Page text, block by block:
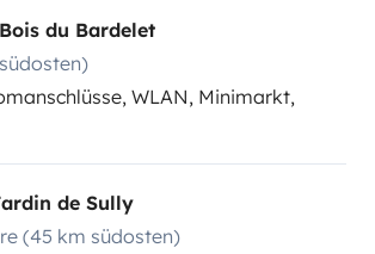
du Bardelet
WLAN, Minimarkt,
de Sully
(45 km südosten)